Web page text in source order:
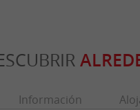
Información